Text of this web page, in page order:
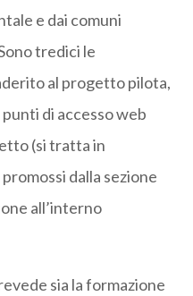
e dai comuni
tredici le
al progetto pilota,
di accesso web
(si tratta in
dalla sezione
all’interno
sia la formazione